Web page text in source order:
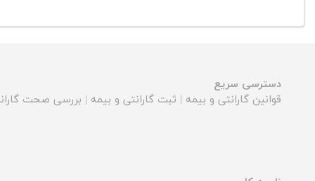
دسترسی سریع
قوانین گارانتی و بیمه | ثبت گارانتی و بیمه | بررسی صحت